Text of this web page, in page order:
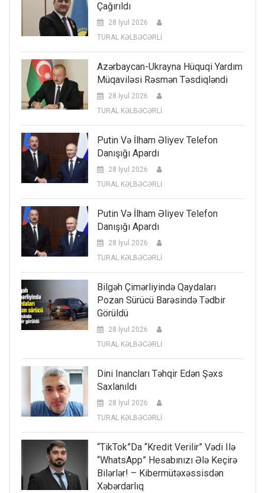
Çağırıldı
28 İyul 2026
TURAL KƏLBƏCƏRLİ
Azərbaycan-Ukrayna Hüquqi Yardım
Müqaviləsi Rəsmən Təsdiqləndi
28 İyul 2026
TURAL KƏLBƏCƏRLİ
Putin Və İlham Əliyev Telefon
Danışığı Apardı
28 İyul 2026
TURAL KƏLBƏCƏRLİ
Putin Və İlham Əliyev Telefon
Danışığı Apardı
28 İyul 2026
TURAL KƏLBƏCƏRLİ
Bilgəh Çimərliyində Qaydaları
Pozan Sürücü Barəsində Tədbir
Görüldü
28 İyul 2026
TURAL KƏLBƏCƏRLİ
Dini Inancları Təhqir Edən Şəxs
Saxlanıldı
28 İyul 2026
TURAL KƏLBƏCƏRLİ
“TikTok”da “kredit Verilir” Vədi Ilə
“WhatsApp” Hesabınızı Ələ Keçirə
Bilərlər! – Kibermütəxəssisdən
Xəbərdarlıq